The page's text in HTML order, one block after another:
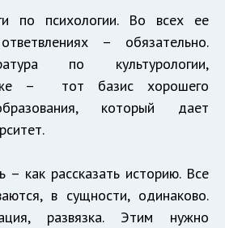
по психологии. Во всех ее
– обязательно.
по культурологии,
– тот базис хорошего
который дает
– как рассказать историю. Все
в сущности, одинаково.
развязка. Этим нужно